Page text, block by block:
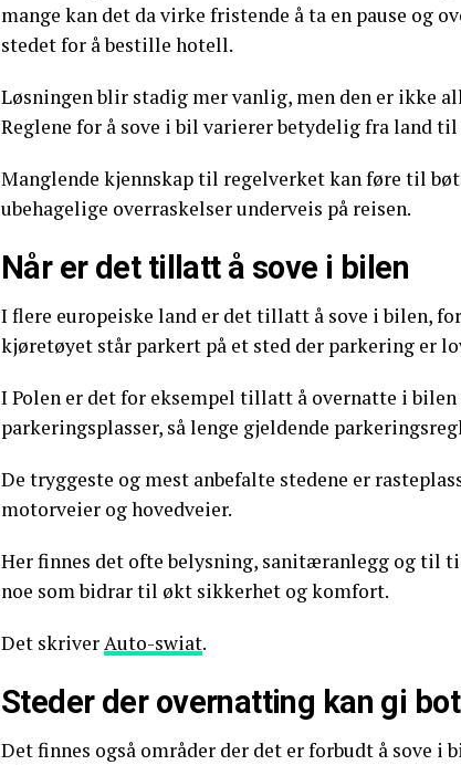
mange kan det da virke fristende å ta en pause og
stedet for å bestille hotell.
Løsningen blir stadig mer vanlig, men den er ikke
Reglene for å sove i bil varierer betydelig fra land til
Manglende kjennskap til regelverket kan føre til
ubehagelige overraskelser underveis på reisen.
Når er det tillatt å sove i bilen
I flere europeiske land er det tillatt å sove i bilen,
kjøretøyet står parkert på et sted der parkering er
I Polen er det for eksempel tillatt å overnatte i bilen
parkeringsplasser, så lenge gjeldende
De tryggeste og mest anbefalte stedene er
motorveier og hovedveier.
Her finnes det ofte belysning, sanitæranlegg og til
noe som bidrar til økt sikkerhet og komfort.
Det skriverAuto-swiat.
Steder der overnatting kan gi bot
Det finnes også områder der det er forbudt å sove i